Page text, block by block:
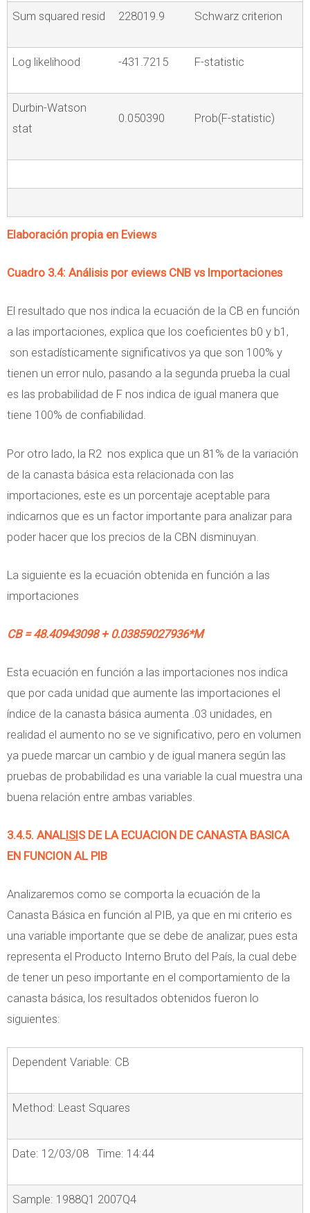
Sum squared resid 228019.9 Schwarz criterion
Log likelihood -431.7215 F-statistic
Durbin-Watson
stat
0.050390 Prob(F-statistic)
Elaboración propia en Eviews
Cuadro 3.4: Análisis por eviews CNB vs Importaciones
El resultado que nos indica la ecuación de la CB en función
a las importaciones, explica que los coeficientes b0 y b1,
son estadísticamente significativos ya que son 100% y
tienen un error nulo, pasando a la segunda prueba la cual
es las probabilidad de F nos indica de igual manera que
tiene 100% de confiabilidad.
Por otro lado, la R2 nos explica que un 81% de la variación
de la canasta básica esta relacionada con las
importaciones, este es un porcentaje aceptable para
indicarnos que es un factor importante para analizar para
poder hacer que los precios de la CBN disminuyan.
La siguiente es la ecuación obtenida en función a las
importaciones
CB = 48.40943098 + 0.03859027936*M
Esta ecuación en función a las importaciones nos indica
que por cada unidad que aumente las importaciones el
índice de la canasta básica aumenta .03 unidades, en
realidad el aumento no se ve significativo, pero en volumen
ya puede marcar un cambio y de igual manera según las
pruebas de probabilidad es una variable la cual muestra una
buena relación entre ambas variables.
3.4.5. ANALISIS DE LA ECUACION DE CANASTA BASICA
EN FUNCION AL PIB
Analizaremos como se comporta la ecuación de la
Canasta Básica en función al PIB, ya que en mi criterio es
una variable importante que se debe de analizar, pues esta
representa el Producto Interno Bruto del País, la cual debe
de tener un peso importante en el comportamiento de la
canasta básica, los resultados obtenidos fueron lo
siguientes:
Dependent Variable: CB
Method: Least Squares
Date: 12/03/08 Time: 14:44
Sample: 1988Q1 2007Q4